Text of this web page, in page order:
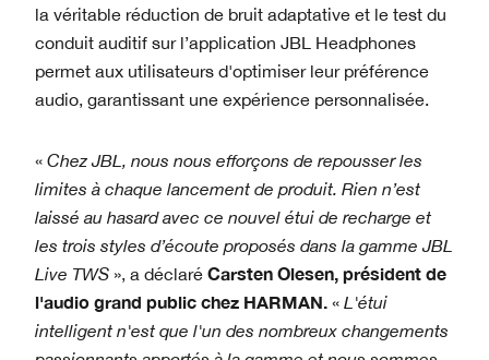
la véritable réduction de bruit adaptative et le test du
conduit auditif sur l’application JBL Headphones
permet aux utilisateurs d'optimiser leur préférence
audio, garantissant une expérience personnalisée.
« Chez JBL, nous nous efforçons de repousser les
limites à chaque lancement de produit. Rien n’est
laissé au hasard avec ce nouvel étui de recharge et
les trois styles d’écoute proposés dans la gamme JBL
Live TWS », a déclaré Carsten Olesen, président de
l'audio grand public chez HARMAN. « L'étui
intelligent n'est que l'un des nombreux changements